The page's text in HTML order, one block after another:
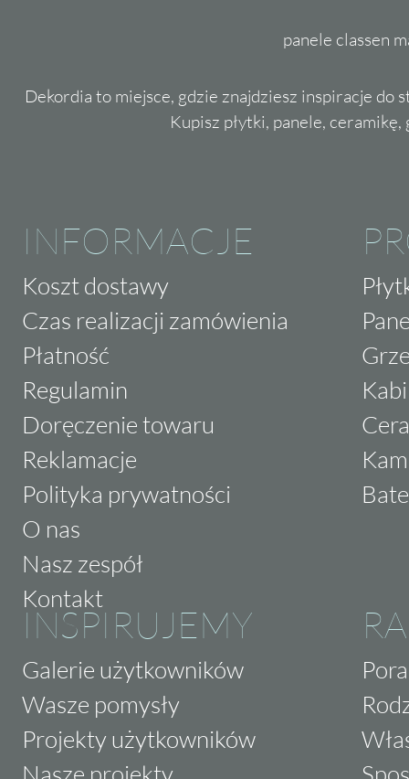
panele classen
Dekordia to miejsce, gdzie znajdziesz inspiracje do
Kupisz płytki, panele,
INFORMACJE
Koszt dostawy
Czas realizacji zamówienia
Płatność
Regulamin
Doręczenie towaru
Reklamacje
Polityka prywatności
O nas
Nasz zespół
Kontakt
INSPIRUJEMY
Galerie użytkowników
Wasze pomysły
Projekty użytkowników